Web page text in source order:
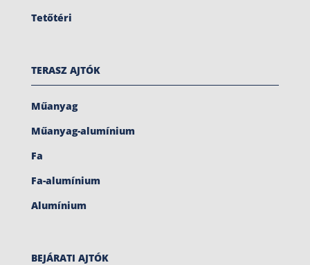
Tetőtéri
TERASZ AJTÓK
Műanyag
Műanyag-alumínium
Fa
Fa-alumínium
Alumínium
BEJÁRATI AJTÓK